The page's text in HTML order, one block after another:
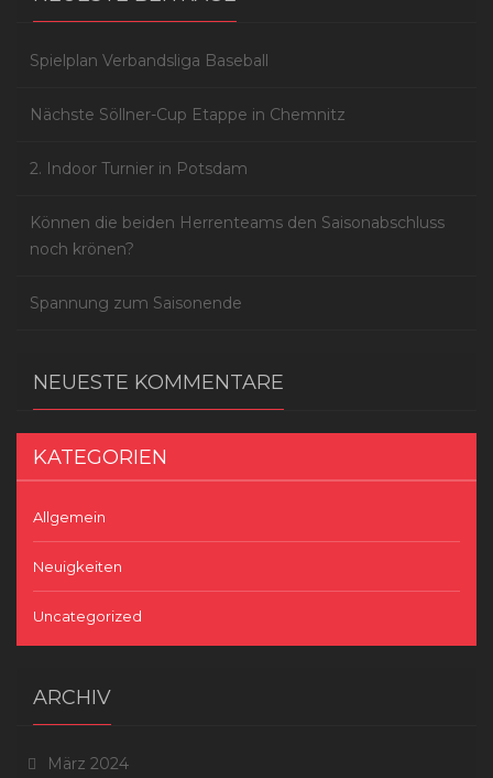
Spielplan Verbandsliga Baseball
Nächste Söllner-Cup Etappe in Chemnitz
2. Indoor Turnier in Potsdam
Können die beiden Herrenteams den Saisonabschluss
noch krönen?
Spannung zum Saisonende
NEUESTE KOMMENTARE
KATEGORIEN
Allgemein
Neuigkeiten
Uncategorized
ARCHIV
März 2024